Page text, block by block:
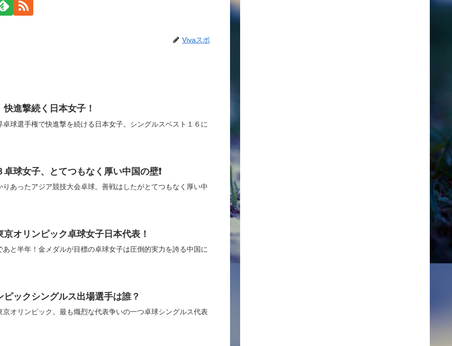
Vivaスポ
進撃続く日本女子！
球選手権で快進撃を続ける日本女子。シングルスベスト１６に
球女子、とてつもなく厚い中国の壁❗
あったアジア競技大会卓球。善戦はしたがとてつもなく厚い中
オリンピック卓球女子日本代表！
と半年！金メダルが目標の卓球女子は圧倒的実力を誇る中国に
ックシングルス出場選手は誰？
オリンピック。最も熾烈な代表争いの一つ卓球シングルス代表